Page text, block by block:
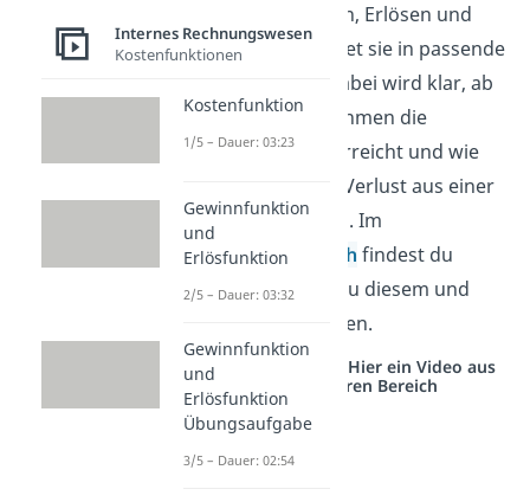
arbeitet mit Kosten, Erlösen und
Mengen und ordnet sie in passende
Funktionen ein. Dabei wird klar, ab
wann ein Unternehmen die
Gewinnschwelle erreicht und wie
sich Gewinn oder Verlust aus einer
Stückzahl ergeben. Im
Wirtschaftsbereich findest du
passende Videos zu diesem und
verwandten Themen.
Studyflix vernetzt: Hier ein Video aus
einem anderen Bereich
Internes Rechnungswesen
Kostenfunktionen
Kostenfunktion
1/5 – Dauer: 03:23
Gewinnfunktion
und
Erlösfunktion
2/5 – Dauer: 03:32
Gewinnfunktion
und
Erlösfunktion
Übungsaufgabe
3/5 – Dauer: 02:54